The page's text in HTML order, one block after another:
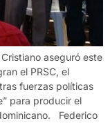
aseguró este
el PRSC, el
fuerzas políticas
para producir el
Federico